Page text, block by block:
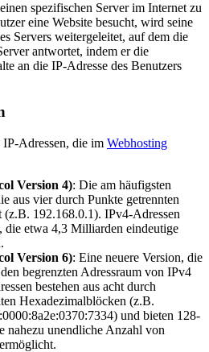
spezifischen Server im Internet zu
eine Website besucht, wird seine
Servers weitergeleitet, auf dem die
antwortet, indem er die
an die IP-Adresse des Benutzers
Adressen, die im Webhosting
Version 4): Die am häufigsten
aus vier durch Punkte getrennten
(z.B. 192.168.0.1). IPv4-Adressen
etwa 4,3 Milliarden eindeutige
Version 6): Eine neuere Version, die
begrenzten Adressraum von IPv4
bestehen aus acht durch
Hexadezimalblöcken (z.B.
und bieten 128-
nahezu unendliche Anzahl von